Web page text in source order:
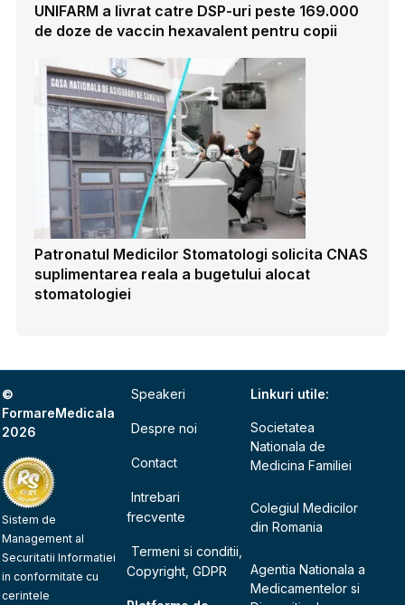
UNIFARM a livrat catre DSP-uri peste 169.000
de doze de vaccin hexavalent pentru copii
Patronatul Medicilor Stomatologi solicita CNAS
suplimentarea reala a bugetului alocat
stomatologiei
©
FormareMedicala
2026
Sistem de
Management al
Securitatii Informatiei
in conformitate cu
cerintele
Speakeri
Despre noi
Contact
Intrebari
frecvente
Termeni si conditii,
Copyright, GDPR
Linkuri utile:
Societatea
Nationala de
Medicina Familiei
Colegiul Medicilor
din Romania
Agentia Nationala a
Medicamentelor si